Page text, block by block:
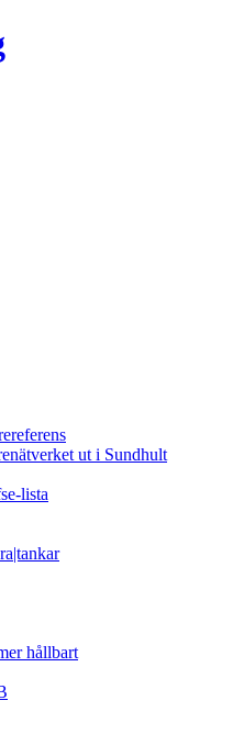
ut i Sundhult
lista
hållbart